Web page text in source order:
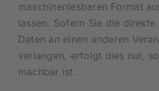
maschinenlesbaren Format
lassen. Sofern Sie die
Daten an einen anderen
verlangen, erfolgt dies nur,
machbar ist.